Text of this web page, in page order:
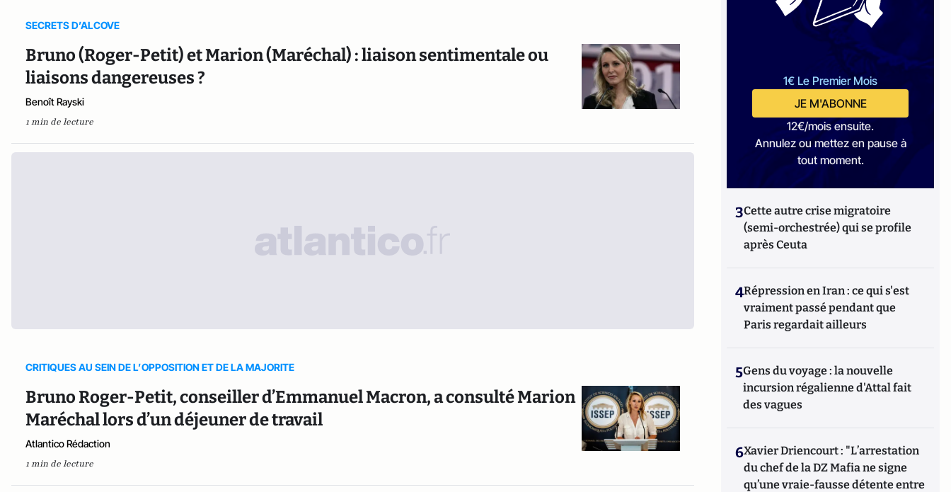
SECRETS D’ALCOVE
Bruno (Roger-Petit) et Marion (Maréchal) : liaison sentimentale ou
liaisons dangereuses ?
Benoît Rayski
1 min de lecture
CRITIQUES AU SEIN DE L’OPPOSITION ET DE LA MAJORITE
Bruno Roger-Petit, conseiller d’Emmanuel Macron, a consulté Marion
Maréchal lors d’un déjeuner de travail
Atlantico Rédaction
1 min de lecture
1€ Le Premier Mois
JE M'ABONNE
12€/mois ensuite.
Annulez ou mettez en pause à
tout moment.
3Cette autre crise migratoire
(semi-orchestrée) qui se profile
après Ceuta
4Répression en Iran : ce qui s'est
vraiment passé pendant que
Paris regardait ailleurs
5Gens du voyage : la nouvelle
incursion régalienne d'Attal fait
des vagues
6Xavier Driencourt : "L’arrestation
du chef de la DZ Mafia ne signe
qu’une vraie-fausse détente entre